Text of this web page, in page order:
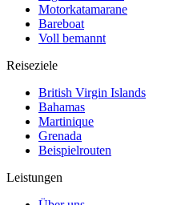
Motorkatamarane
Bareboat
Voll bemannt
Reiseziele
British Virgin Islands
Bahamas
Martinique
Grenada
Beispielrouten
Leistungen